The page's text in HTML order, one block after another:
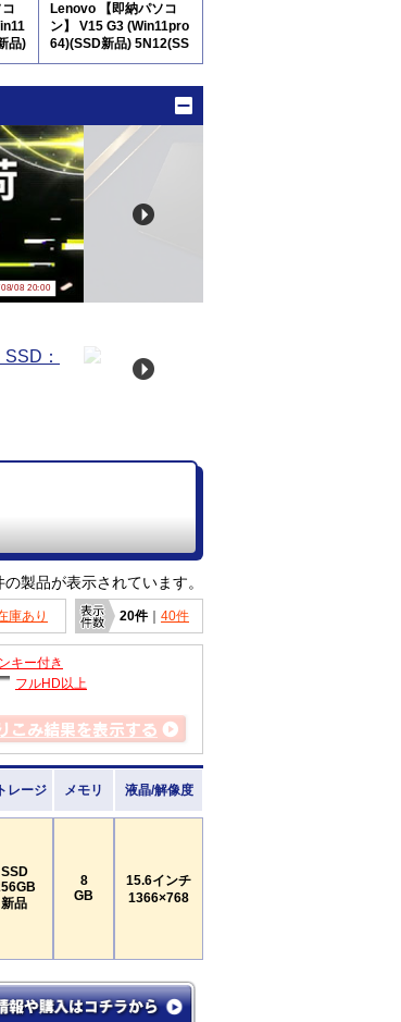
品)
Lenovo 【即納パソコ
ン】 V15 G3 (Win11pro
64)(SSD新品) 5N12(SS
D新品) ※テンキー付
08/08 20:00
製品が表示されています。
庫あり 20件｜ 40件
キー付き
フルHD以上
レージ メモリ 液晶/解像度
SSD
新品
8
GB
15.6インチ
1366×768